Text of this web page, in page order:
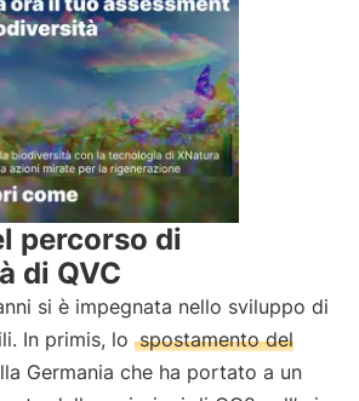
percorso di
di QVC
si è impegnata nello sviluppo di
In primis, lo spostamento del
Germania che ha portato a un